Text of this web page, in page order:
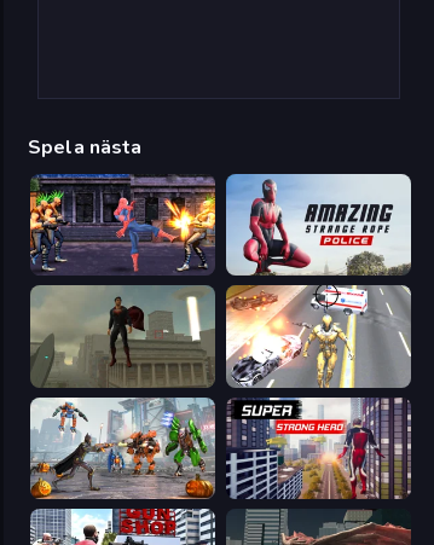
Spela nästa
Spider Hero Street Fight Amazing Strange Rope Police
The Superman - Theme is Aliens
Flying Bat Robot Car Transform Game Super Strong Hero